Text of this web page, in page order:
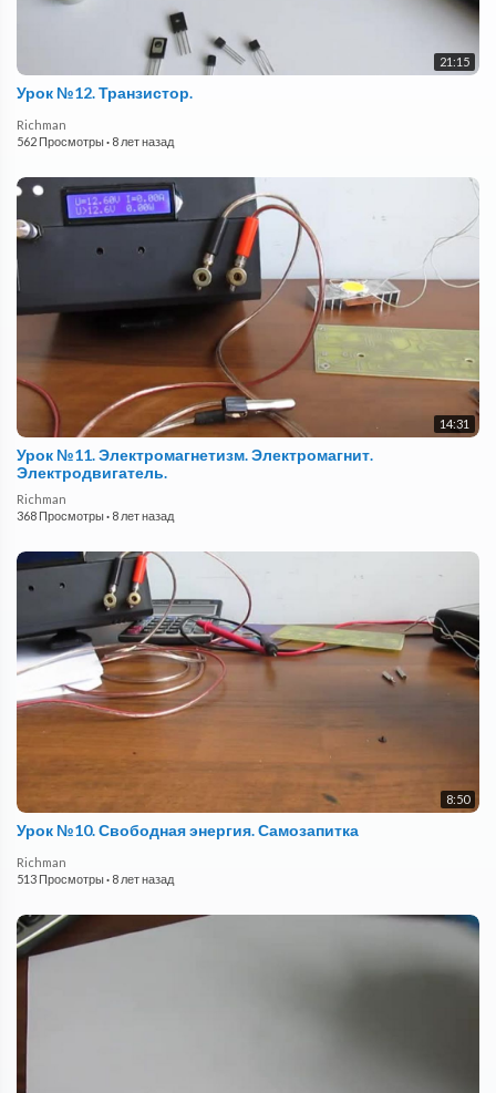
21:15
Урок №12. Транзистор.
Richman
562 Просмотры· 8 лет назад
14:31
Урок №11. Электромагнетизм. Электромагнит.
Электродвигатель.
Richman
368 Просмотры· 8 лет назад
8:50
Урок №10. Свободная энергия. Самозапитка
Richman
513 Просмотры· 8 лет назад